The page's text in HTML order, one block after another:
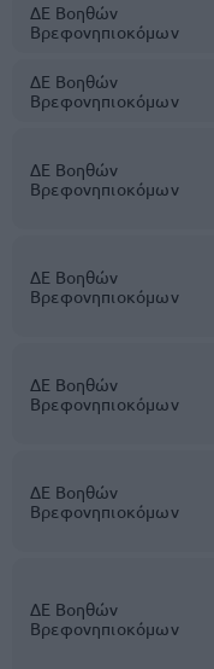
ΔΕ Βοηθών
Βρεφονηπιοκόμων
ΔΕ Βοηθών
Βρεφονηπιοκόμων
ΔΕ Βοηθών
Βρεφονηπιοκόμων
ΔΕ Βοηθών
Βρεφονηπιοκόμων
ΔΕ Βοηθών
Βρεφονηπιοκόμων
ΔΕ Βοηθών
Βρεφονηπιοκόμων
ΔΕ Βοηθών
Βρεφονηπιοκόμων